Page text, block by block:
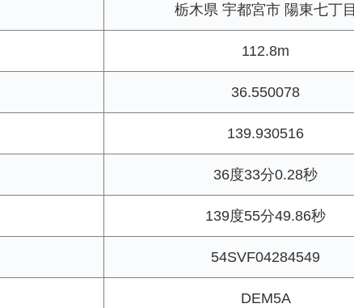
栃木県 宇都宮市 陽東七丁目
112.8m
36.550078
139.930516
36度33分0.28秒
139度55分49.86秒
54SVF04284549
DEM5A